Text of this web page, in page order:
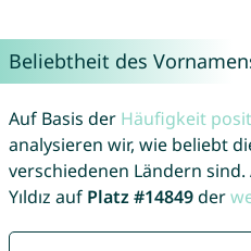
Beliebtheit des
Auf Basis der Häufigkeit
analysieren wir, wie beliebt
verschiedenen Ländern
Yıldız auf Platz #14849der